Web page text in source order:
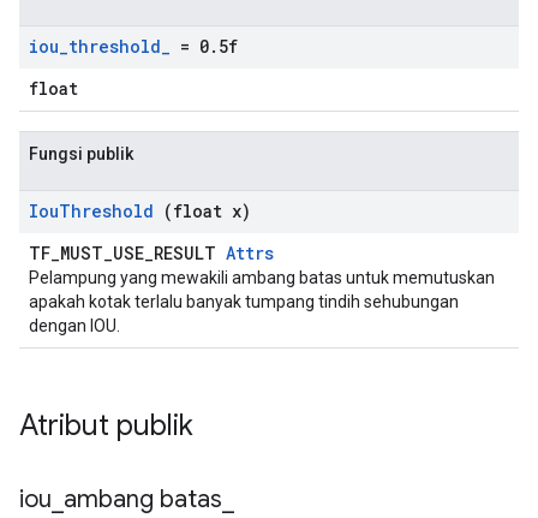
iou_threshold_ = 0. 5f
float
Fungsi publik
IouThreshold (float x)
TF_MUST_USE_RESULT Attrs
Pelampung yang mewakili ambang batas untuk memutuskan
apakah kotak terlalu banyak tumpang tindih sehubungan
dengan IOU.
Atribut publik
iou ambang batas